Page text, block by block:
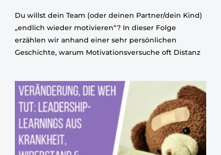
Du willst dein Team (oder deinen Partner/dein Kind)
„endlich wieder motivieren“? In dieser Folge
erzählen wir anhand einer sehr persönlichen
Geschichte, warum Motivationsversuche oft Distanz